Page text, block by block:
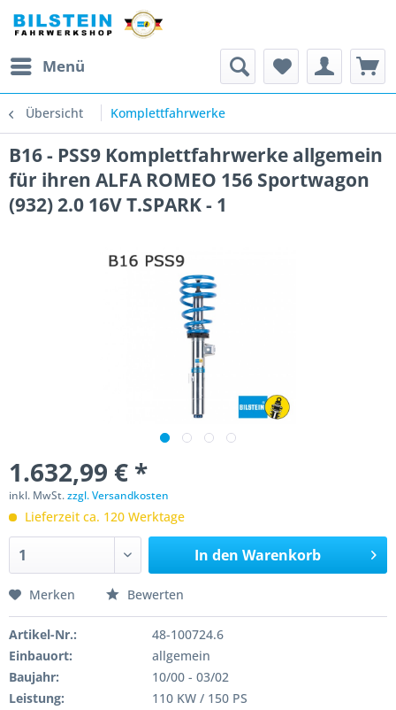
Menü
Übersicht Komplettfahrwerke
B16 - PSS9 Komplettfahrwerke allgemein
für ihren ALFA ROMEO 156 Sportwagon
(932) 2.0 16V T.SPARK - 1
1.632,99 € *
inkl. MwSt.zzgl. Versandkosten
Lieferzeit ca. 120 Werktage
In den Warenkorb
Merken Bewerten
Artikel-Nr.:
48-100724.6
Einbauort:
allgemein
Baujahr:
10/00 - 03/02
Leistung:
110 KW / 150 PS